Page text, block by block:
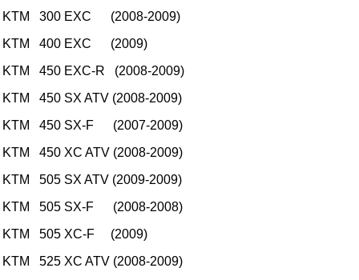
KTM
300 EXC
(2008-2009)
KTM
400 EXC
(2009)
KTM
450 EXC-R
(2008-2009)
KTM
450 SX ATV (2008-2009)
KTM
450 SX-F
(2007-2009)
KTM
450 XC ATV (2008-2009)
KTM
505 SX ATV (2009-2009)
KTM
505 SX-F
(2008-2008)
KTM
505 XC-F
(2009)
KTM
525 XC ATV (2008-2009)